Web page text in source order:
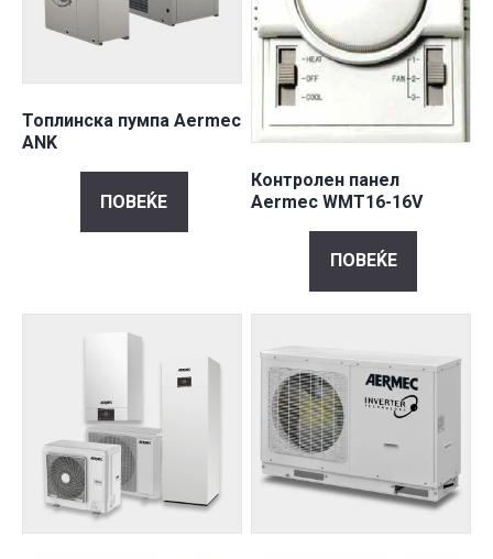
Топлинска пумпа Aermec
ANK
ПОВЕЌЕ
Контролен панел
Aermec WMT16-16V
ПОВЕЌЕ